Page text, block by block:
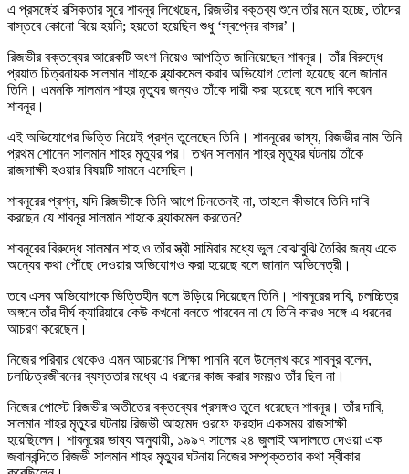
এ প্রসঙ্গেই রসিকতার সুরে শাবনূর লিখেছেন, রিজভীর বক্তব্য শুনে তাঁর মনে হচ্ছে, তাঁদের
বাস্তবে কোনো বিয়ে হয়নি; হয়তো হয়েছিল শুধু ‘স্বপ্নের বাসর’।
রিজভীর বক্তব্যের আরেকটি অংশ নিয়েও আপত্তি জানিয়েছেন শাবনূর। তাঁর বিরুদ্ধে
প্রয়াত চিত্রনায়ক সালমান শাহকে ব্ল্যাকমেল করার অভিযোগ তোলা হয়েছে বলে জানান
তিনি। এমনকি সালমান শাহর মৃত্যুর জন্যও তাঁকে দায়ী করা হয়েছে বলে দাবি করেন
শাবনূর।
এই অভিযোগের ভিত্তি নিয়েই প্রশ্ন তুলেছেন তিনি। শাবনূরের ভাষ্য, রিজভীর নাম তিনি
প্রথম শোনেন সালমান শাহর মৃত্যুর পর। তখন সালমান শাহর মৃত্যুর ঘটনায় তাঁকে
রাজসাক্ষী হওয়ার বিষয়টি সামনে এসেছিল।
শাবনূরের প্রশ্ন, যদি রিজভীকে তিনি আগে চিনতেনই না, তাহলে কীভাবে তিনি দাবি
করছেন যে শাবনূর সালমান শাহকে ব্ল্যাকমেল করতেন?
শাবনূরের বিরুদ্ধে সালমান শাহ ও তাঁর স্ত্রী সামিরার মধ্যে ভুল বোঝাবুঝি তৈরির জন্য একে
অন্যের কথা পৌঁছে দেওয়ার অভিযোগও করা হয়েছে বলে জানান অভিনেত্রী।
তবে এসব অভিযোগকে ভিত্তিহীন বলে উড়িয়ে দিয়েছেন তিনি। শাবনূরের দাবি, চলচ্চিত্র
অঙ্গনে তাঁর দীর্ঘ ক্যারিয়ারে কেউ কখনো বলতে পারবেন না যে তিনি কারও সঙ্গে এ ধরনের
আচরণ করেছেন।
নিজের পরিবার থেকেও এমন আচরণের শিক্ষা পাননি বলে উল্লেখ করে শাবনূর বলেন,
চলচ্চিত্রজীবনের ব্যস্ততার মধ্যে এ ধরনের কাজ করার সময়ও তাঁর ছিল না।
নিজের পোস্টে রিজভীর অতীতের বক্তব্যের প্রসঙ্গও তুলে ধরেছেন শাবনূর। তাঁর দাবি,
সালমান শাহর মৃত্যুর ঘটনায় রিজভী আহমেদ ওরফে ফরহাদ একসময় রাজসাক্ষী
হয়েছিলেন। শাবনূরের ভাষ্য অনুযায়ী, ১৯৯৭ সালের ২৪ জুলাই আদালতে দেওয়া এক
জবানবন্দিতে রিজভী সালমান শাহর মৃত্যুর ঘটনায় নিজের সম্পৃক্ততার কথা স্বীকার